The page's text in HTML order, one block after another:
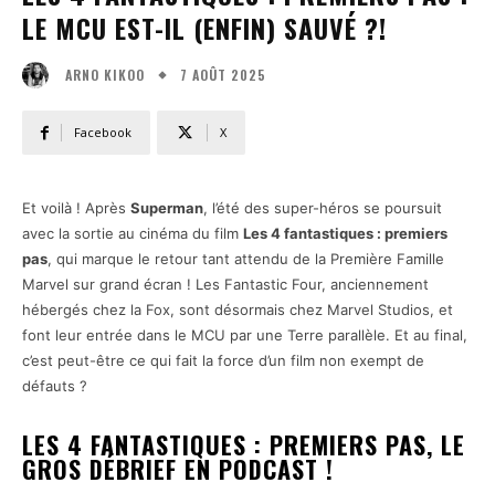
LE MCU EST-IL (ENFIN) SAUVÉ ?!
ARNO KIKOO 7 AOÛT 2025
Facebook X
Et voilà ! Après Superman, l’été des super-héros se poursuit
avec la sortie au cinéma du film Les 4 fantastiques : premiers
pas, qui marque le retour tant attendu de la Première Famille
Marvel sur grand écran ! Les Fantastic Four, anciennement
hébergés chez la Fox, sont désormais chez Marvel Studios, et
font leur entrée dans le MCU par une Terre parallèle. Et au final,
c’est peut-être ce qui fait la force d’un film non exempt de
défauts ?
LES 4 FANTASTIQUES : PREMIERS PAS, LE
GROS DÉBRIEF EN PODCAST !